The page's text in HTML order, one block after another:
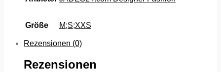
Größe M;S;XXS
Rezensionen (0)
Rezensionen